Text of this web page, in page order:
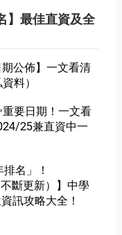
】最佳直資及全
公佈】一文看清
料）
要日期！一文看
25兼直資中一
名」！
斷更新）】中學
訊攻略大全！